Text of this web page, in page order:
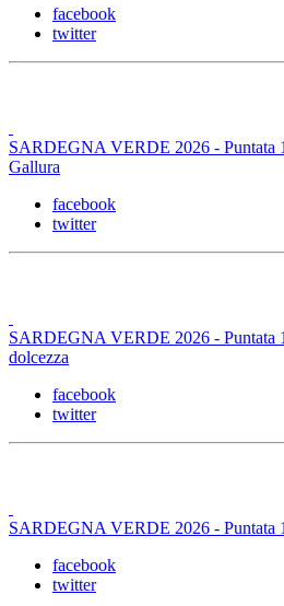
facebook
twitter
SARDEGNA VERDE 2026 - Puntata
Gallura
facebook
twitter
SARDEGNA VERDE 2026 - Puntata
dolcezza
facebook
twitter
SARDEGNA VERDE 2026 - Puntata
facebook
twitter